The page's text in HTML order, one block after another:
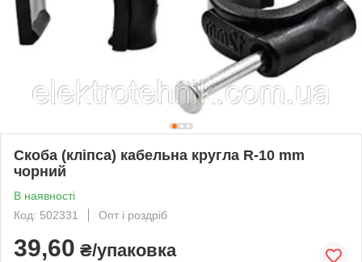
Скоба (кліпса) кабельна кругла R-10 mm
чорний
В наявності
Код: 502331
Опт і роздріб
39,60 ₴/упаковка